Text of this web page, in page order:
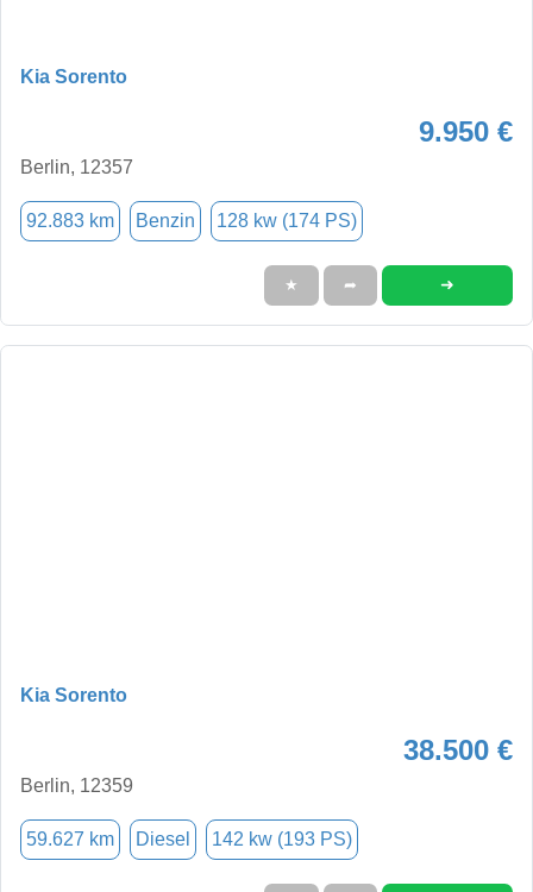
Kia Sorento
9.950 €
Berlin, 12357
92.883 km Benzin 128 kw (174 PS)
★ ➦ ➜
Kia Sorento
38.500 €
Berlin, 12359
59.627 km Diesel 142 kw (193 PS)